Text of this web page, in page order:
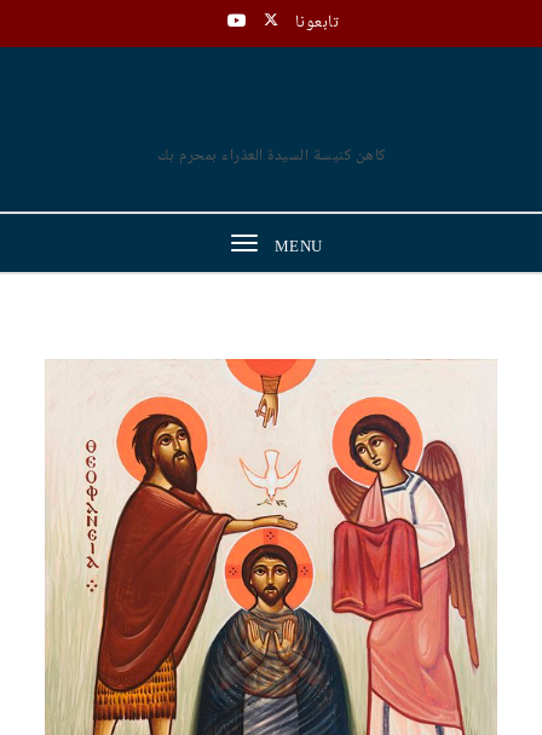
تابعونا
كاهن كنيسة السيدة العذراء بمحرم بك
MENU
Toggle